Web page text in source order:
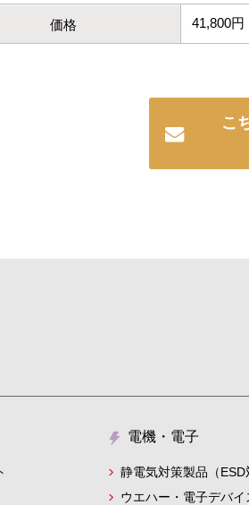
価格 41,800円
こ
電機・電子
静電気対策製品（ESD
ウエハー・電子デバイ